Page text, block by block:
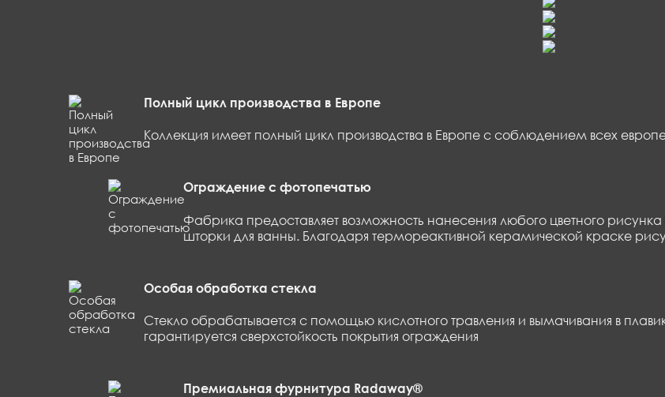
Полный цикл производства в Европе
Коллекция имеет полный цикл производства в Европе с соблюдением всех
Ограждение с фотопечатью
Фабрика предоставляет возможность нанесения любого цветного
шторки для ванны. Благодаря термореактивной керамической краске
Особая обработка стекла
Стекло обрабатывается с помощью кислотного травления и вымачивания в
гарантируется сверхстойкость покрытия ограждения
Премиальная фурнитура Radaway®